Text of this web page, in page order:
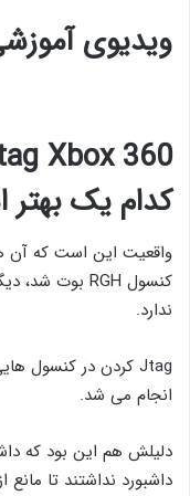
ویدیوی
کدام یک
واقعیت این است که آن
ندارد.
انجام می شد.
داشبورد نداشتند تا